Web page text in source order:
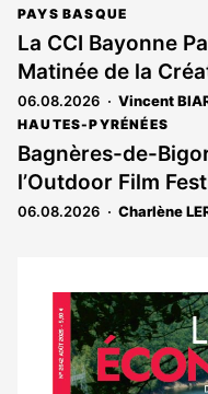
PAYS BASQUE
La CCI Bayonne
Matinée de la
06.08.2026 Vincent
HAUTES-PYRÉNÉES
Bagnères-de-
l’Outdoor Film
06.08.2026 Charlène
Notre
dernier
magazine